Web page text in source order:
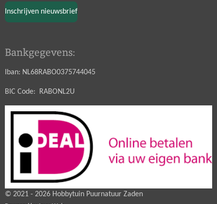
Inschrijven nieuwsbrief
Bankgegevens:
Iban: NL68RABO0375744045
BIC Code: RABONL2U
© 2021 - 2026 Hobbytuin Puurnatuur Zaden